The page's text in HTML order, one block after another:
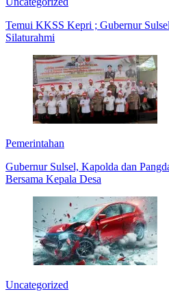
Temui KKSS Kepri ; Gubernur
Silaturahmi
Pemerintahan
Gubernur Sulsel, Kapolda dan
Bersama Kepala Desa
Uncategorized